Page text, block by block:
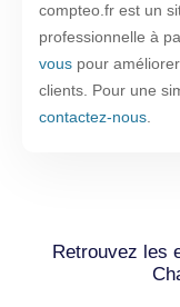
compteo.fr est un
professionnelle à
vous pour
clients. Pour une
contactez-nous
Retrouvez les